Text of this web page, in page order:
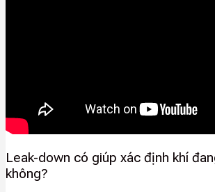
Leak-down có giúp xác định khí
không?